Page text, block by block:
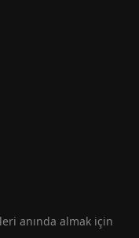
anında almak için